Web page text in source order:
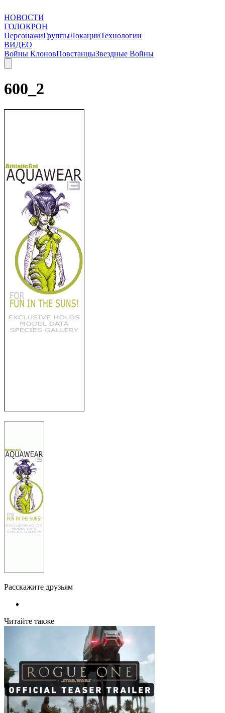
НОВОСТИ
ГОЛОКРОН
ПерсонажиГруппыЛокацииТехнологии
ВИДЕО
Войны КлоновПовстанцыЗвездные Войны
600_2
Расскажите друзьям
Читайте также